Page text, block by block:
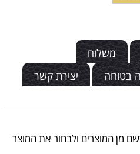
משלוח
בטוחה
יצירת קשר
מן המוצרים ולבחור את המוצר